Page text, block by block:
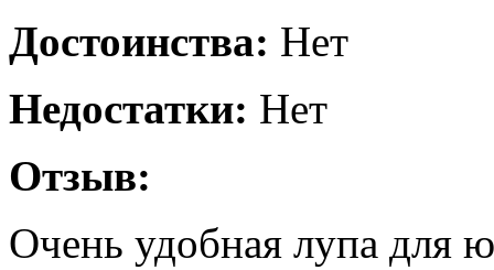
Достоинства: Нет
Недостатки: Нет
Отзыв:
Очень удобная лупа для